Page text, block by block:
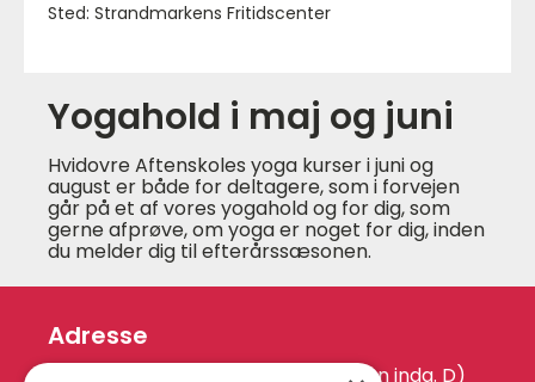
Sted: Strandmarkens Fritidscenter
Yogahold i maj og juni
Hvidovre Aftenskoles yoga kurser i juni og
august er både for deltagere, som i forvejen
går på et af vores yogahold og for dig, som
gerne afprøve, om yoga er noget for dig, inden
du melder dig til efterårssæsonen.
Adresse
Hvidovrevej 440 D (Engstrandskolen indg. D)